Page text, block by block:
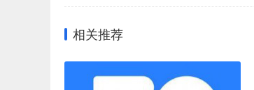
相关推荐